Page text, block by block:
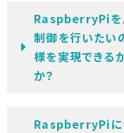
RaspberryPiを
制御を行いたい
様を実現できる
か？
RaspberryPiに